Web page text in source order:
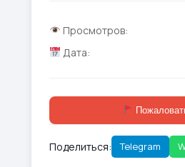
Просмотров:
Дата:
Поделиться: Telegram